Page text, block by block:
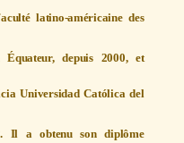
latino-américaine des
Équateur, depuis 2000, et
Universidad Católica del
Il a obtenu son diplôme